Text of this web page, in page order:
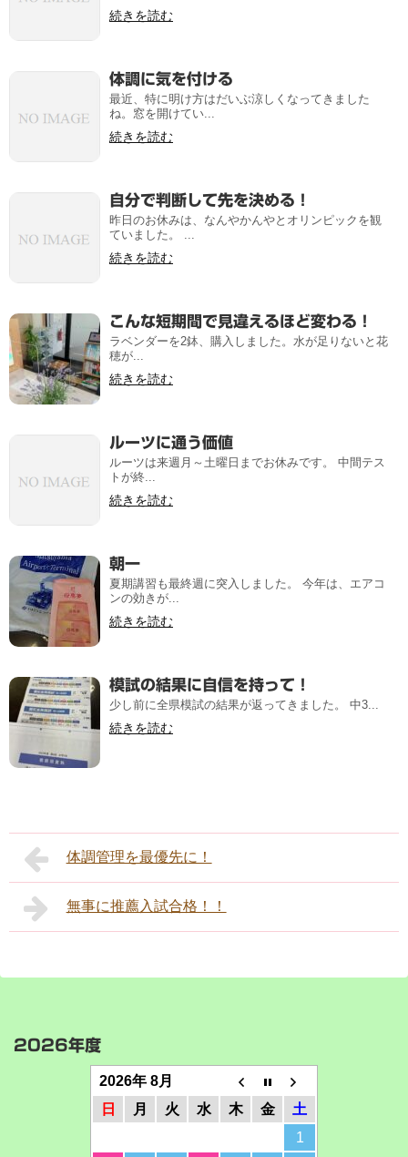
続きを読む
体調に気を付ける
最近、特に明け方はだいぶ涼しくなってきました
ね。窓を開けてい...
続きを読む
自分で判断して先を決める！
昨日のお休みは、なんやかんやとオリンピックを観
ていました。 ...
続きを読む
こんな短期間で見違えるほど変わる！
ラベンダーを2鉢、購入しました。水が足りないと花
穂が...
続きを読む
ルーツに通う価値
ルーツは来週月～土曜日までお休みです。 中間テス
トが終...
続きを読む
朝一
夏期講習も最終週に突入しました。 今年は、エアコ
ンの効きが...
続きを読む
模試の結果に自信を持って！
少し前に全県模試の結果が返ってきました。 中3...
続きを読む
体調管理を最優先に！
無事に推薦入試合格！！
2026年度
2026年 8月
日
月 火 水 木 金
土
1